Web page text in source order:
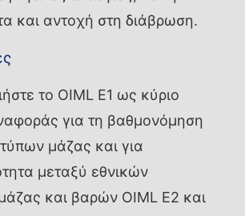
και αντοχή στη διάβρωση.
το OIML E1 ως κύριο
για τη βαθμονόμηση
μάζας και για
μεταξύ εθνικών
και βαρών OIML E2 και